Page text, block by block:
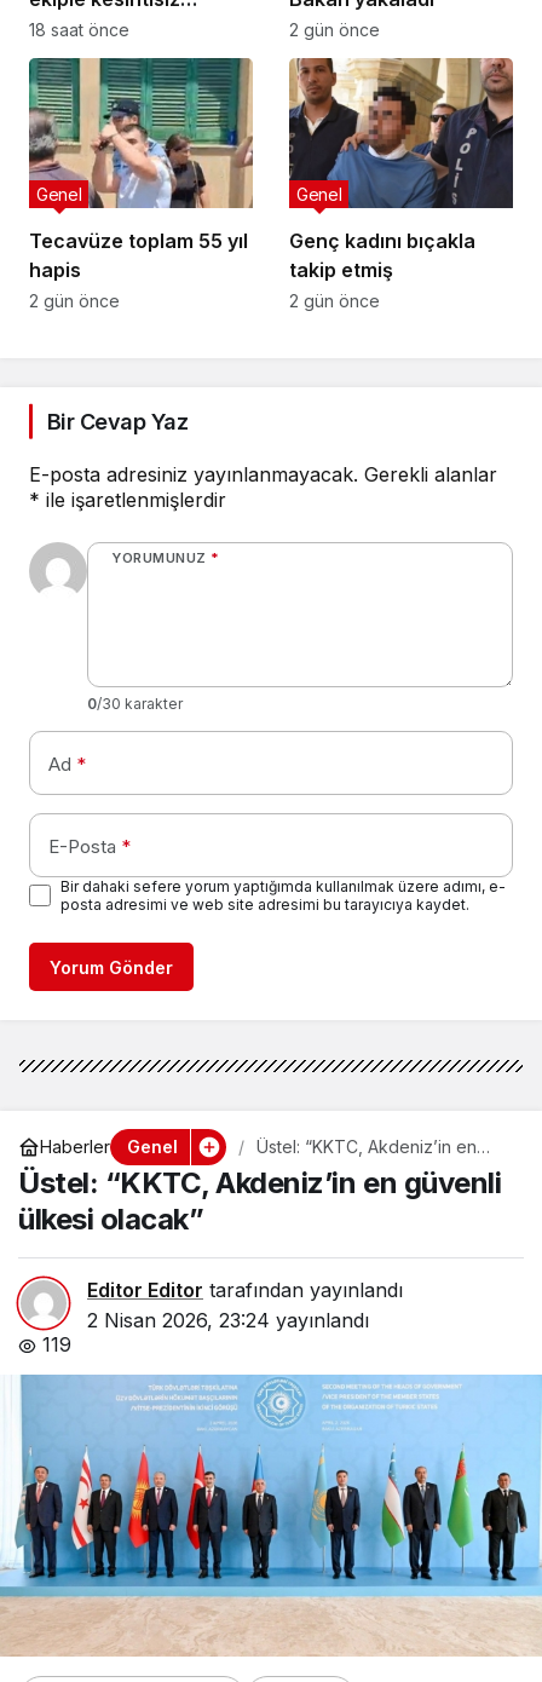
temizlik
18 saat önce 2 gün önce
Tecavüze toplam 55 yıl
hapis
Genel
2 gün önce
Genç kadını bıçakla
takip etmiş
Genel
2 gün önce
Bir Cevap Yaz
E-posta adresiniz yayınlanmayacak. Gerekli alanlar
* ile işaretlenmişlerdir
YORUMUNUZ *
0/30 karakter
Ad *
E-Posta *
Bir dahaki sefere yorum yaptığımda kullanılmak üzere adımı, e-
posta adresimi ve web site adresimi bu tarayıcıya kaydet.
Yorum Gönder
Haberler Genel
Üstel: “KKTC, Akdeniz’in en
güvenli ülkesi olacak”
Üstel: “KKTC, Akdeniz’in en güvenli
ülkesi olacak”
Editor Editor tarafından yayınlandı
2 Nisan 2026, 23:24 yayınlandı
119